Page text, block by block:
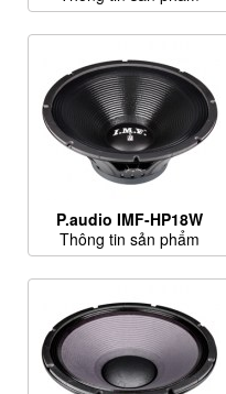
P.audio IMF-HP18W
Thông tin sản phẩm